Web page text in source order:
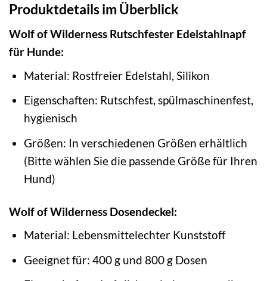
Produktdetails im Überblick
Wolf of Wilderness Rutschfester Edelstahlnapf
für Hunde:
Material: Rostfreier Edelstahl, Silikon
Eigenschaften: Rutschfest, spülmaschinenfest,
hygienisch
Größen: In verschiedenen Größen erhältlich
(Bitte wählen Sie die passende Größe für Ihren
Hund)
Wolf of Wilderness Dosendeckel:
Material: Lebensmittelechter Kunststoff
Geeignet für: 400 g und 800 g Dosen